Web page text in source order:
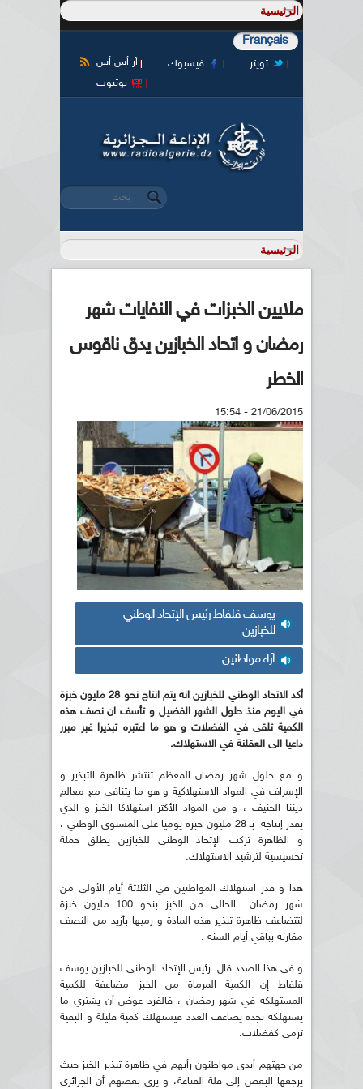
Français
آر أس أس فيسبوك
تويتر
يوتيوب
استمارة البحث
‏بحث ‏
ملايين الخبزات في النفايات شهر
رمضان و اتحاد الخبازين يدق ناقوس
الخطر
21/06/2015 - 15:54
يوسف قلفاط رئيس الإتحاد الوطني
للخبازين
آراء مواطنين
أكد الاتحاد الوطني للخبازين انه يتم انتاج نحو 28 مليون خبزة
في اليوم منذ حلول الشهر الفضيل و تأسف ان نصف هذه
الكمية تلقى في الفضلات و هو ما اعتبره تبذيرا غبر مبرر
داعيا الى العقلنة في الاستهلاك.
و مع حلول شهر رمضان المعظم تنتشر ظاهرة التبذير و
الإسراف في المواد الاستهلاكية و هو ما يتنافى مع معالم
ديننا الحنيف ، و من المواد الأكثر استهلاكا الخبز و الذي
يقدر إنتاجه بـ 28 مليون خبزة يوميا على المستوى الوطني ،
و الظاهرة تركت الإتحاد الوطني للخبازين يطلق حملة
تحسيسية لترشيد الاستهلاك.
هذا و قدر استهلاك المواطنين في الثلاثة أيام الأولى من
شهر رمضان الحالي من الخبز بنحو 100 مليون خبزة
لتتضاعف ظاهرة تبذير هذه المادة و رميها بأزيد من النصف
مقارنة بباقي أيام السنة .
و في هذا الصدد قال رئيس الإتحاد الوطني للخبازين يوسف
قلفاط إن الكمية المرماة من الخبز مضاعفة للكمية
المستهلكة في شهر رمضان ، فالفرد عوض أن يشتري ما
يستهلكه تجده يضاعف العدد فيستهلك كمية قليلة و البقية
ترمى كفضلات.
من جهتهم أبدى مواطنون رأيهم في ظاهرة تبذير الخبز حيث
يرجعها البعض إلى قلة القناعة، و يرى بعضهم أن الجزائري